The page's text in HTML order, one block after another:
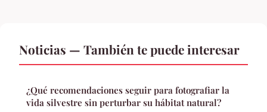
Noticias — También te puede interesar
¿Qué recomendaciones seguir para fotografiar la
vida silvestre sin perturbar su hábitat natural?